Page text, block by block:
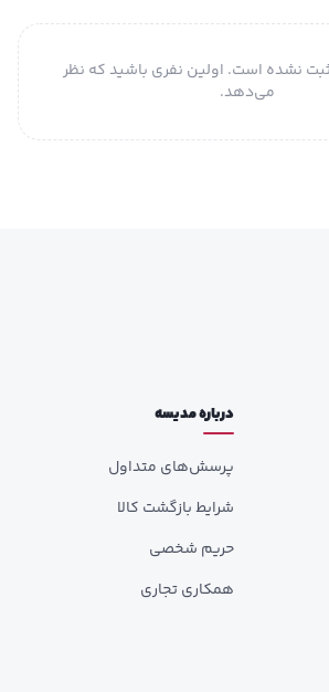
نشده است. اولین نفری باشید که نظر
می‌دهد.
درباره مدیسه
پرسش‌های متداول
شرایط بازگشت کالا
حریم شخصی
همکاری تجاری